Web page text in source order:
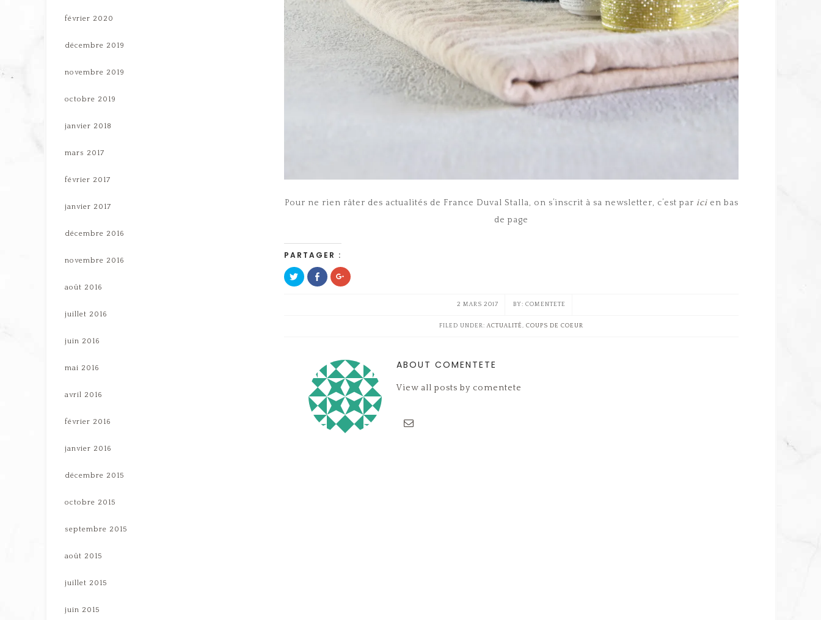
Pour ne rien râter des actualités de France Duval Stalla, on s’inscrit à sa newsletter, c’est par ici en bas
de page
PARTAGER :
Cliquez
pour
partager
Cliquez
pour
partager
Cliquez
pour
2 MARS 2017 COMENTETE
FILED UNDER:ACTUALITÉ, COUPS DE COEUR
ABOUT COMENTETE
View all posts by comentete
février 2020
décembre 2019
novembre 2019
octobre 2019
janvier 2018
mars 2017
février 2017
janvier 2017
décembre 2016
novembre 2016
août 2016
juillet 2016
juin 2016
mai 2016
avril 2016
février 2016
janvier 2016
décembre 2015
octobre 2015
septembre 2015
août 2015
juillet 2015
juin 2015